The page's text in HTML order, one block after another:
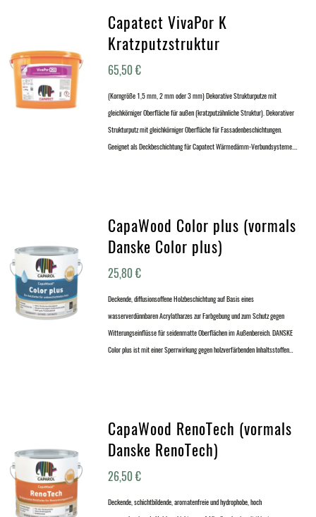
Capatect VivaPor K
Kratzputzstruktur
65,50€
(Korngröße 1,5 mm, 2 mm oder 3 mm) Dekorative Strukturputze mit
gleichkörniger Oberfläche für außen (kratzputzähnliche Struktur). Dekorativer
Strukturputz mit gleichkörniger Oberfläche für Fassadenbeschichtungen.
Geeignet als Deckbeschichtung für Capatect Wärmedämm-Verbundsysteme.…
CapaWood Color plus (vormals
Danske Color plus)
25,80€
Deckende, diffusionsoffene Holzbeschichtung auf Basis eines
wasserverdünnbaren Acrylatharzes zur Farbgebung und zum Schutz gegen
Witterungseinflüsse für seidenmatte Oberflächen im Außenbereich. DANSKE
Color plus ist mit einer Sperrwirkung gegen holzverfärbenden Inhaltsstoffen…
CapaWood RenoTech (vormals
Danske RenoTech)
26,50€
Deckende, schichtbildende, aromatenfreie und hydrophobe, hoch